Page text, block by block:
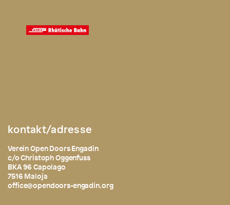
kontakt/adresse
Verein Open Doors Engadin
c/o Christoph Oggenfuss
BKA 96 Capolago
7516 Maloja
office@opendoors-engadin.org